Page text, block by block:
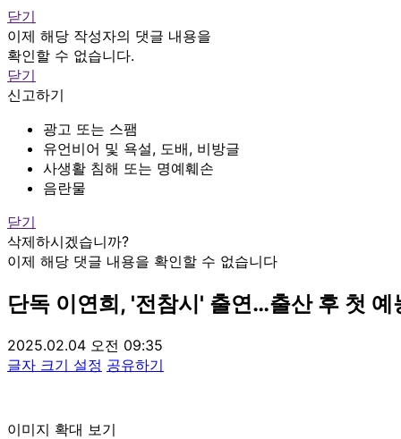
닫기
이제 해당 작성자의 댓글 내용을
확인할 수 없습니다.
닫기
신고하기
광고 또는 스팸
유언비어 및 욕설, 도배, 비방글
사생활 침해 또는 명예훼손
음란물
닫기
삭제하시겠습니까?
이제 해당 댓글 내용을 확인할 수 없습니다
단독 이연희, '전참시' 출연…출산 후 첫 예
2025.02.04 오전 09:35
글자 크기 설정 공유하기
이미지 확대 보기